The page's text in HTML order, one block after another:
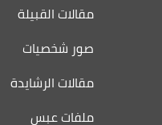
مقالات القبيلة
صور شخصيات
مقالات الرشايدة
ملفات عبس